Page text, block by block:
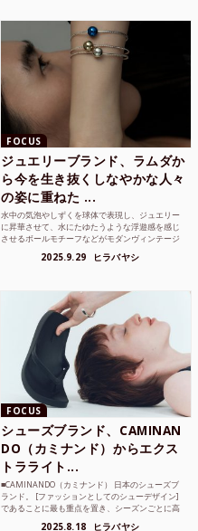
FOCUS
ジュエリーブランド、ラムダか
ら今を生き抜くしなやかな人々
の姿に重ねた ...
水中の気泡やしずくを球体で表現し、ジュエリー
に昇華させて、水にたゆたうような浮遊感を感じ
させるボールモチーフなどがモダンヴィンテージ
2025.9.29 ヒラバヤシ
FOCUS
シューズブランド、CAMINAN
DO（カミナンド）からエクス
トラライト...
■CAMINANDO（カミナンド） 日本のシューズブ
ランド。 [ファッションとしてのシューデザイン]
であることに最も重点を置き、シーズンごとに高
2025.8.18 ヒラバヤシ